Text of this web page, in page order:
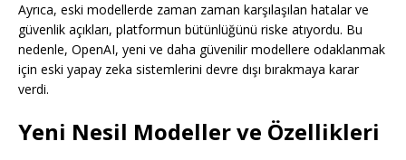
Ayrıca, eski modellerde zaman zaman karşılaşılan hatalar ve
güvenlik açıkları, platformun bütünlüğünü riske atıyordu. Bu
nedenle, OpenAI, yeni ve daha güvenilir modellere odaklanmak
için eski yapay zeka sistemlerini devre dışı bırakmaya karar
verdi.
Yeni Nesil Modeller ve Özellikleri